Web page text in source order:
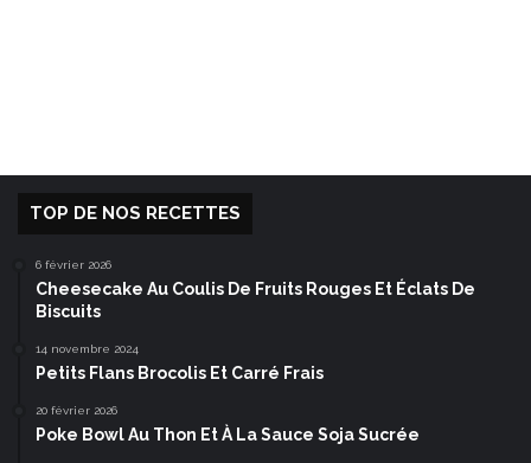
TOP DE NOS RECETTES
6 février 2026
Cheesecake Au Coulis De Fruits Rouges Et Éclats De
Biscuits
14 novembre 2024
Petits Flans Brocolis Et Carré Frais
20 février 2026
Poke Bowl Au Thon Et À La Sauce Soja Sucrée